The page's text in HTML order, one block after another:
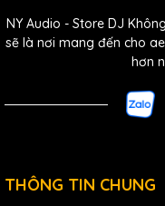
phòng hay quẩy
NY Audio - Store DJ
sẽ là nơi mang đến cho
hơn
THÔNG TIN CHUNG